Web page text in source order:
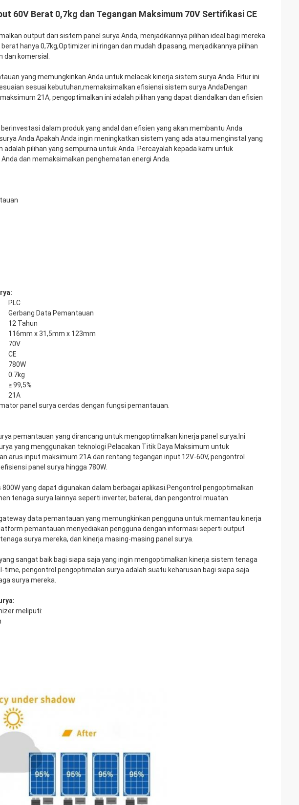
60V Berat 0,7kg dan Tegangan Maksimum 70V Sertifikasi CE
output dari sistem panel surya Anda, menjadikannya pilihan ideal bagi mereka
hanya 0,7kg,Optimizer ini ringan dan mudah dipasang, menjadikannya pilihan
komersial.
yang memungkinkan Anda untuk melacak kinerja sistem surya Anda. Fitur ini
sesuai kebutuhan,memaksimalkan efisiensi sistem surya AndaDengan
21A, pengoptimalkan ini adalah pilihan yang dapat diandalkan dan efisien
dalam produk yang andal dan efisien yang akan membantu Anda
Anda.Apakah Anda ingin meningkatkan sistem yang ada atau menginstal yang
pilihan yang sempurna untuk Anda. Percayalah kepada kami untuk
dan memaksimalkan penghematan energi Anda.
PLC
Gerbang Data Pemantauan
12 Tahun
116mm x 31,5mm x 123mm
70V
CE
780W
0.7kg
≥ 99,5%
21A
panel surya cerdas dengan fungsi pemantauan.
pemantauan yang dirancang untuk mengoptimalkan kinerja panel surya.Ini
yang menggunakan teknologi Pelacakan Titik Daya Maksimum untuk
arus input maksimum 21A dan rentang tegangan input 12V-60V, pengontrol
panel surya hingga 780W.
yang dapat digunakan dalam berbagai aplikasi.Pengontrol pengoptimalkan
tenaga surya lainnya seperti inverter, baterai, dan pengontrol muatan.
data pemantauan yang memungkinkan pengguna untuk memantau kinerja
pemantauan menyediakan pengguna dengan informasi seperti output
surya mereka, dan kinerja masing-masing panel surya.
yang sangat baik bagi siapa saja yang ingin mengoptimalkan kinerja sistem tenaga
pengontrol pengoptimalan surya adalah suatu keharusan bagi siapa saja
surya mereka.
meliputi: